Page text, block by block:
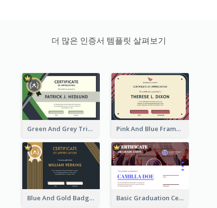
더 많은 인증서 템플릿 살펴보기
Green And Grey Triangles With Badge Certificate Pink And Blue Frame Company Certificate
Blue And Gold Badge Appreciation Certificate Basic Graduation Certificate With Campus Photo Design